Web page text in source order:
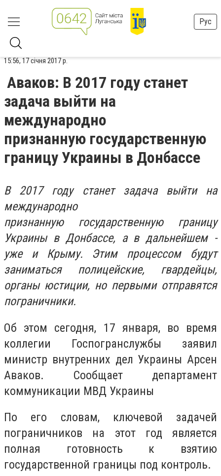
Рус
15:56, 17 січня 2017 р.
Аваков: В 2017 году станет
задача выйти на
международно
признанную государственную
границу Украины в Донбассе
В 2017 году станет задача выйти на
международно
признанную государственную границу
Украины в Донбассе, а в дальнейшем -
уже и Крыму. Этим процессом будут
заниматься полицейские, гвардейцы,
органы юстиции, но первыми отправятся
пограничники.
Об этом сегодня, 17 января, во время
коллегии Госпогранслужбы заявил
министр внутренних дел Украины Арсен
Аваков. Сообщает департамент
коммуникации МВД Украины
По его словам, ключевой задачей
пограничников на этот год является
полная готовность к взятию
государственной границы под контроль.